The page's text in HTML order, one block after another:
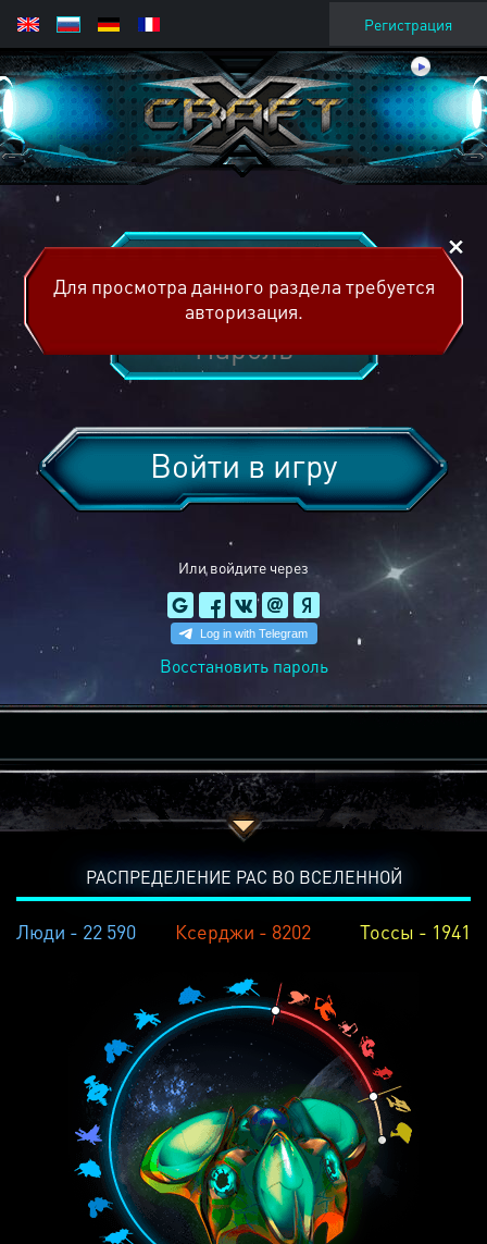
Регистрация
Или войдите через
Войти в игру
Восстановить пароль
Для просмотра данного раздела требуется
авторизация.
РАСПРЕДЕЛЕНИЕ РАС ВО ВСЕЛЕННОЙ
Люди - 22 590 Ксерджи - 8202 Тоссы - 1941